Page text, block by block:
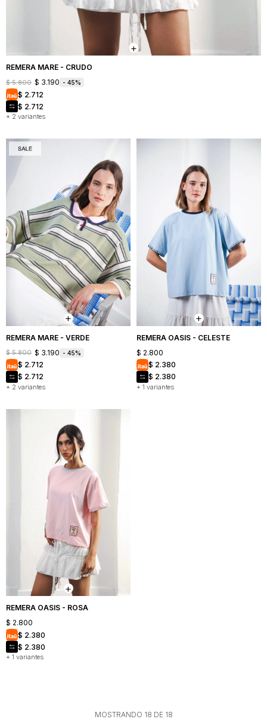
REMERA MARE - CRUDO
+ 2 variantes
$ 5.800 $ 3.190 45
$ 2.712
$ 2.712
REMERA MARE - VERDE
+ 2 variantes
$ 5.800 $ 3.190 45
$ 2.712
$ 2.712
REMERA OASIS - CELESTE
+ 1 variantes
$ 2.800
$ 2.380
$ 2.380
REMERA OASIS - ROSA
+ 1 variantes
$ 2.800
$ 2.380
$ 2.380
MOSTRANDO 18 DE 18